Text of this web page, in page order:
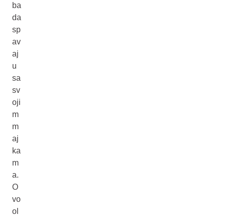
ba
da
sp
av
aj
u
sa
sv
oji
m
m
aj
ka
m
a.
O
vo
ol